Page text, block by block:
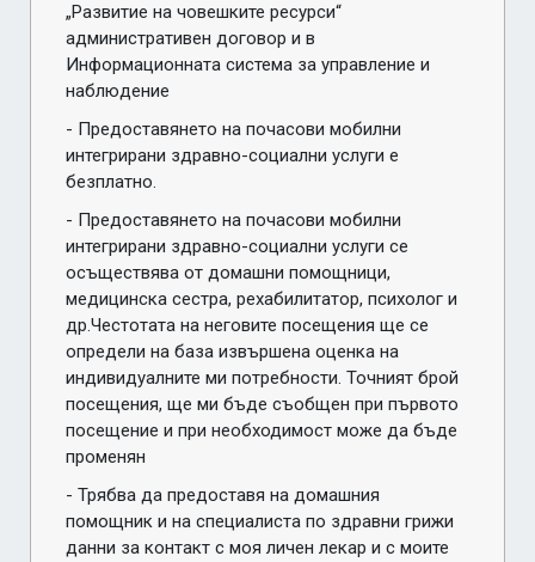
„Развитие на човешките ресурси“
административен договор и в
Информационната система за управление и
наблюдение
- Предоставянето на почасови мобилни
интегрирани здравно-социални услуги е
безплатно.
- Предоставянето на почасови мобилни
интегрирани здравно-социални услуги се
осъществява от домашни помощници,
медицинска сестра, рехабилитатор, психолог и
др.Честотата на неговите посещения ще се
определи на база извършена оценка на
индивидуалните ми потребности. Точният брой
посещения, ще ми бъде съобщен при първото
посещение и при необходимост може да бъде
променян
- Трябва да предоставя на домашния
помощник и на специалиста по здравни грижи
данни за контакт с моя личен лекар и с моите